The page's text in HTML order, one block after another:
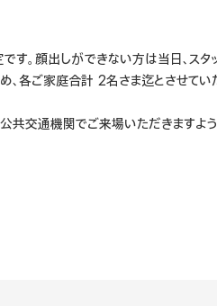
。顔出しができない方は当日、スタ
各ご家庭合計 2名さま迄とさせてい
交通機関でご来場いただきますよう